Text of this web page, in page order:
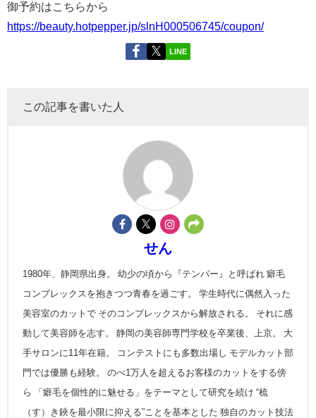
御予約はこちらから
https://beauty.hotpepper.jp/slnH000506745/coupon/
LINE
この記事を書いた人
せん
1980年、静岡県出身。 幼少の頃から『テンパー』と呼ばれ 癖毛
コンプレックスを抱きつつ青春を過ごす。 学生時代に偶然入った
美容室のカットで そのコンプレックスから解放される。 それに感
動して美容師を志す。 静岡の美容師専門学校を卒業後、上京。 大
手サロンに11年在籍。 コンテストにも多数出場し モデルカット部
門では優勝も経験。 のべ1万人を超えるお客様のカットをする傍
ら 「癖毛を個性的に魅せる」をテーマとして研究を続け “梳
（す）き鋏を最小限に抑える”ことを基本とした 独自のカット技法